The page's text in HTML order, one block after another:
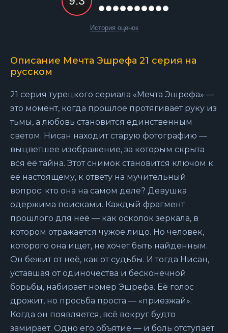
История оценок
Описание Мечта Эшрефа 21 серия на
русском
21 серия турецкого сериала «Мечта Эшрефа» —
это момент, когда прошлое протягивает руку из
тьмы, а любовь становится единственным
светом. Нисан находит старую фотографию —
выцветшее изображение, за которым скрыта
вся её тайна. Этот снимок становится ключом к
её настоящему, к ответу на мучительный
вопрос: кто она на самом деле? Девушка
одержима поисками. Каждый фрагмент
прошлого для неё — как осколок зеркала, в
котором отражается чужое лицо. Но человек,
которого она ищет, не хочет быть найденным.
Он бежит от неё, как от судьбы. И тогда Нисан,
уставшая от одиночества и бесконечной
борьбы, набирает номер Эшрефа. Её голос
дрожит, но просьба проста — «приезжай».
Когда он появляется, всё вокруг будто
замирает. Одно его объятие — и боль отступает.